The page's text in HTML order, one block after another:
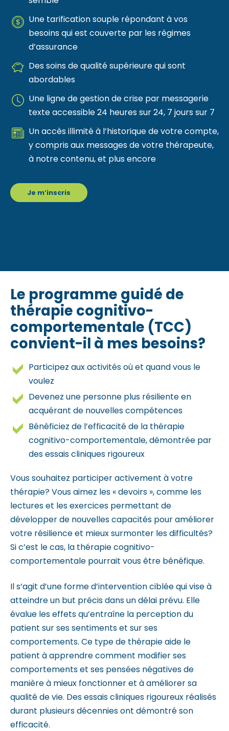
Une tarification souple répondant à vos
besoins qui est couverte par les régimes
d’assurance
Des soins de qualité supérieure qui sont
abordables
Une ligne de gestion de crise par messagerie
texte accessible 24 heures sur 24, 7 jours sur 7
Un accès illimité à l’historique de votre compte,
y compris aux messages de votre thérapeute,
à notre contenu, et plus encore
Je m’inscris
Le programme guidé de
thérapie cognitivo-
comportementale (TCC)
convient-il à mes besoins?
Participez aux activités où et quand vous le
voulez
Devenez une personne plus résiliente en
acquérant de nouvelles compétences
Bénéficiez de l’efficacité de la thérapie
cognitivo-comportementale, démontrée par
des essais cliniques rigoureux
Vous souhaitez participer activement à votre
thérapie? Vous aimez les « devoirs », comme les
lectures et les exercices permettant de
développer de nouvelles capacités pour améliorer
votre résilience et mieux surmonter les difficultés?
Si c’est le cas, la thérapie cognitivo-
comportementale pourrait vous être bénéfique.
Il s’agit d’une forme d’intervention ciblée qui vise à
atteindre un but précis dans un délai prévu. Elle
évalue les effets qu’entraîne la perception du
patient sur ses sentiments et sur ses
comportements. Ce type de thérapie aide le
patient à apprendre comment modifier ses
comportements et ses pensées négatives de
manière à mieux fonctionner et à améliorer sa
qualité de vie. Des essais cliniques rigoureux réalisés
durant plusieurs décennies ont démontré son
efficacité.